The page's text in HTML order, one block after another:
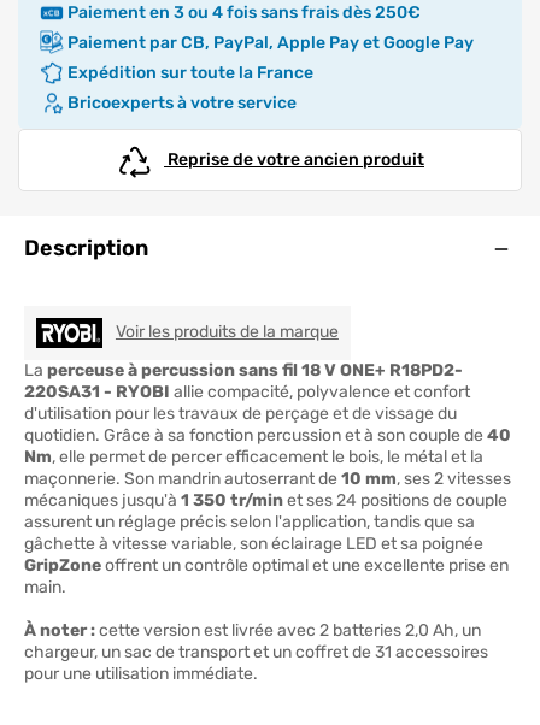
Paiement en 3 ou 4 fois sans frais dès 250€
Paiement par CB, PayPal, Apple Pay et Google Pay
Expédition sur toute la France
Bricoexperts à votre service
Reprise de votre ancien produit
Description
Voir les produits de la marqueRYOBI
La perceuse à percussion sans fil 18 V ONE+ R18PD2-
220SA31 - RYOBI allie compacité, polyvalence et confort
d'utilisation pour les travaux de perçage et de vissage du
quotidien. Grâce à sa fonction percussion et à son couple de 40
Nm, elle permet de percer efficacement le bois, le métal et la
maçonnerie. Son mandrin autoserrant de 10 mm, ses 2 vitesses
mécaniques jusqu'à 1 350 tr/minet ses 24 positions de couple
assurent un réglage précis selon l'application, tandis que sa
gâchette à vitesse variable, son éclairage LED et sa poignée
GripZoneoffrent un contrôle optimal et une excellente prise en
main.
À noter :cette version est livrée avec 2 batteries 2,0 Ah, un
chargeur, un sac de transport et un coffret de 31 accessoires
pour une utilisation immédiate.